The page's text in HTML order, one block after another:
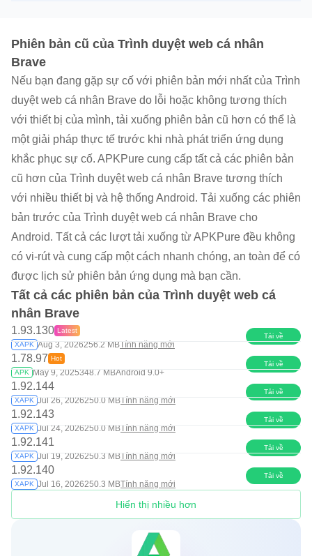
Phiên bản cũ của Trình duyệt web cá nhân
Brave
Nếu bạn đang gặp sự cố với phiên bản mới nhất của Trình
duyệt web cá nhân Brave do lỗi hoặc không tương thích
với thiết bị của mình, tải xuống phiên bản cũ hơn có thể là
một giải pháp thực tế trước khi nhà phát triển ứng dụng
khắc phục sự cố. APKPure cung cấp tất cả các phiên bản
cũ hơn của Trình duyệt web cá nhân Brave tương thích
với nhiều thiết bị và hệ thống Android. Tải xuống các phiên
bản trước của Trình duyệt web cá nhân Brave cho
Android. Tất cả các lượt tải xuống từ APKPure đều không
có vi-rút và cung cấp một cách nhanh chóng, an toàn để có
được lịch sử phiên bản ứng dụng mà bạn cần.
Tất cả các phiên bản của Trình duyệt web cá
nhân Brave
1.93.130 Latest
XAPK Aug 3, 2026256.2 MB Tính năng mới
Tải về
1.78.97 Hot
APK
May 9, 2025348.7 MBAndroid 9.0+
Tải về
1.92.144
XAPK Jul 26, 2026250.0 MB Tính năng mới
Tải về
1.92.143
XAPK Jul 24, 2026250.0 MB Tính năng mới
Tải về
1.92.141
XAPK Jul 19, 2026250.3 MB Tính năng mới
Tải về
1.92.140
XAPK Jul 16, 2026250.3 MBTính năng mới
Tải về
Hiển thị nhiều hơn